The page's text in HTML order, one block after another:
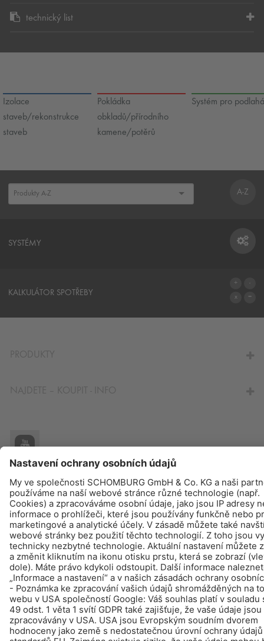
technický list
Izolace
staveb/rekonstrukce
staveb
Pokládka
obkladů/přírodního
kamene/potěrů
Systém pro
A-Z
SYSTÉMY
KALKULÁTOR SPOTŘEBY
© Schomburg. Tiráž | Ochraně dat
Design & realizace +| LOUIS INTERNET